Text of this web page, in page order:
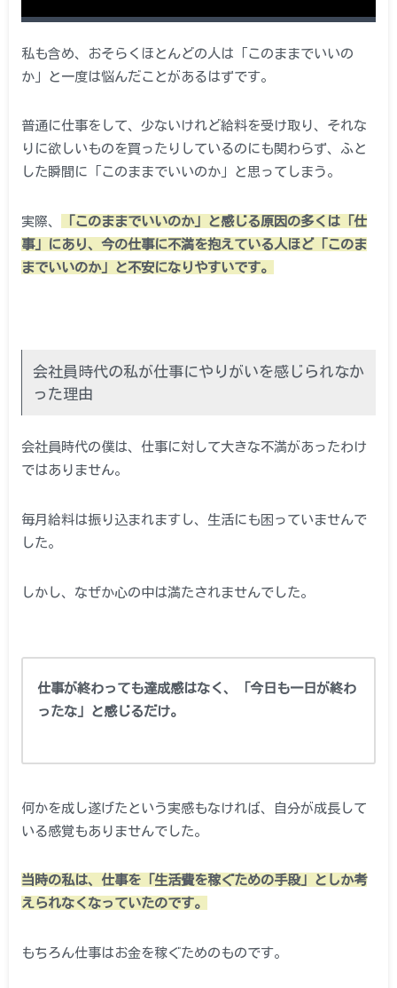
私も含め、おそらくほとんどの人は「このままでいいの
か」と一度は悩んだことがあるはずです。
普通に仕事をして、少ないけれど給料を受け取り、それな
りに欲しいものを買ったりしているのにも関わらず、ふと
した瞬間に「このままでいいのか」と思ってしまう。
実際、
「このままでいいのか」と感じる原因の多くは「仕
事」にあり、今の仕事に不満を抱えている人ほど「このま
までいいのか」と不安になりやすいです。
会社員時代の私が仕事にやりがいを感じられなか
った理由
会社員時代の僕は、仕事に対して大きな不満があったわけ
ではありません。
毎月給料は振り込まれますし、生活にも困っていませんで
した。
しかし、なぜか心の中は満たされませんでした。
仕事が終わっても達成感はなく、「今日も一日が終わ
ったな」と感じるだけ。
何かを成し遂げたという実感もなければ、自分が成長して
いる感覚もありませんでした。
当時の私は、仕事を「生活費を稼ぐための手段」としか考
えられなくなっていたのです。
もちろん仕事はお金を稼ぐためのものです。